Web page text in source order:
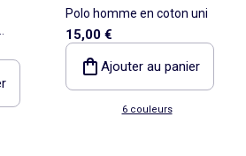
Polo homme en coton uni
15,00 €
Ajouter au panier
6 couleurs